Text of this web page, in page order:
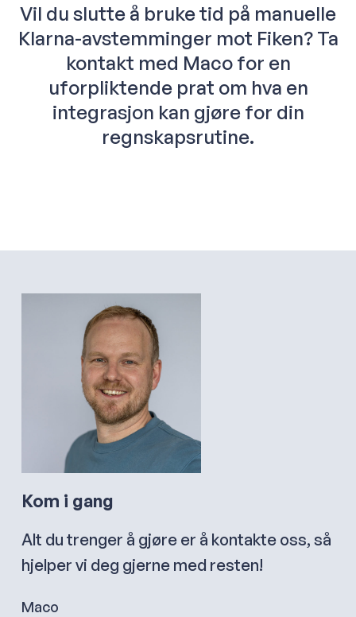
Vil du slutte å bruke tid på manuelle
Klarna-avstemminger mot Fiken? Ta
kontakt med Maco for en
uforpliktende prat om hva en
integrasjon kan gjøre for din
regnskapsrutine.
Kom i gang
Alt du trenger å gjøre er å kontakte oss, så
hjelper vi deg gjerne med resten!
Maco